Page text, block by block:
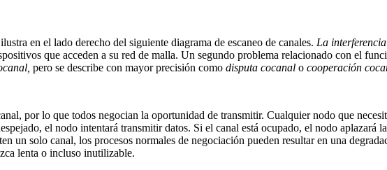
en el lado derecho del siguiente diagrama de escaneo de canales. La
que acceden a su red de malla. Un segundo problema relacionado con el
pero se describe con mayor precisión como disputa cocanal o cooperación
por lo que todos negocian la oportunidad de transmitir. Cualquier nodo que
el nodo intentará transmitir datos. Si el canal está ocupado, el nodo aplazará
un solo canal, los procesos normales de negociación pueden resultar en una
lenta o incluso inutilizable.